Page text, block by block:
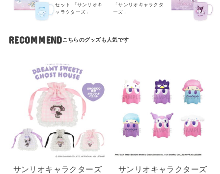
セット 「サンリオキ
ャラクターズ」
「サンリオキャラクタ
ーズ」
RECOMMEND
サンリオキャラクターズ サンリオキャラクターズ